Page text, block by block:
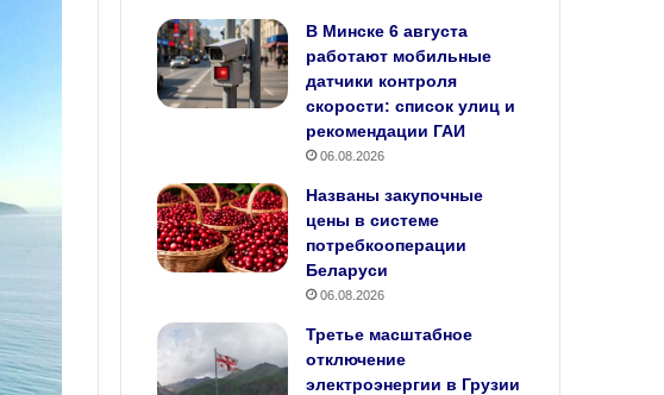
В Минске 6 августа
работают мобильные
датчики контроля
скорости: список улиц и
рекомендации ГАИ
06.08.2026
Названы закупочные
цены в системе
потребкооперации
Беларуси
06.08.2026
Третье масштабное
отключение
электроэнергии в Грузии